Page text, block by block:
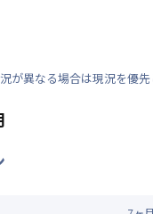
が異なる場合は現況を優先